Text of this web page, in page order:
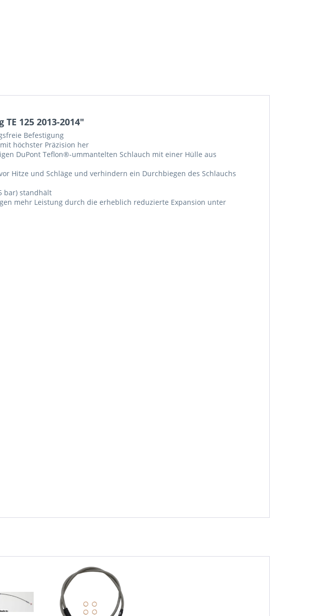
125 2013-2014"
Befestigung
höchster Präzision her
DuPont Teflon®-ummantelten Schlauch mit einer Hülle aus
Hitze und Schläge und verhindern ein Durchbiegen des Schlauchs
bar) standhält
mehr Leistung durch die erheblich reduzierte Expansion unter